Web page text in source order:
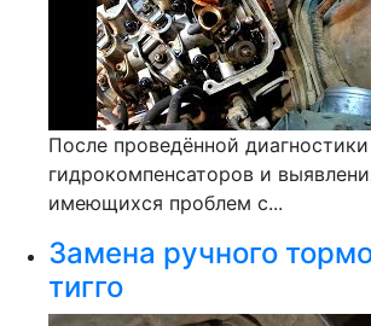
После проведённой диагностики
гидрокомпенсаторов и
имеющихся проблем с...
Замена ручного
тигго